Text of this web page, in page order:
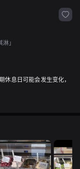
淋」
休息日可能会发生变化，